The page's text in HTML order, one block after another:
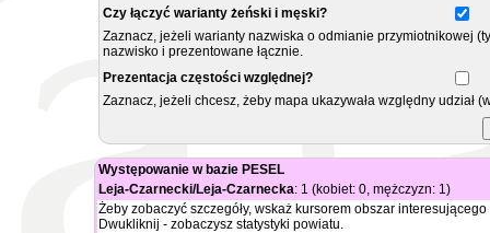
Czy łączyć warianty żeński i męski?
Zaznacz, jeżeli warianty nazwiska o odmianie przymiotnikowej
nazwisko i prezentowane łącznie.
Prezentacja częstości względnej?
Zaznacz, jeżeli chcesz, żeby mapa ukazywała względny
Występowanie w bazie PESEL
Leja-Czarnecki/Leja-Czarnecka: 1 (kobiet: 0, mężczyzn: 1)
Żeby zobaczyć szczegóły, wskaż kursorem obszar
Dwukliknij - zobaczysz statystyki powiatu.